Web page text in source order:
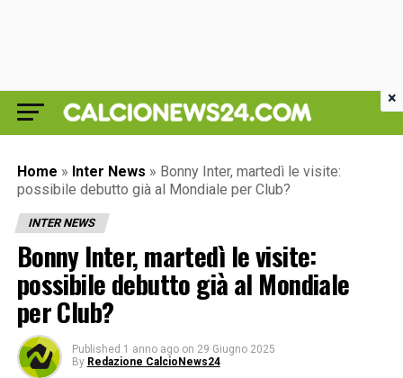
Home » Inter News » Bonny Inter, martedì le visite:
possibile debutto già al Mondiale per Club?
INTER NEWS
Bonny Inter, martedì le visite:
possibile debutto già al Mondiale
per Club?
Published 1 anno ago on 29 Giugno 2025
By Redazione CalcioNews24
×